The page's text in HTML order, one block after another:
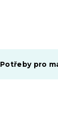
Potřeby pro